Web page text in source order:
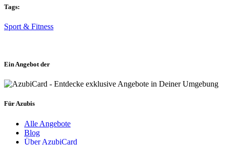
Tags:
Sport & Fitness
Ein Angebot der
Für Azubis
Alle Angebote
Blog
Über AzubiCard